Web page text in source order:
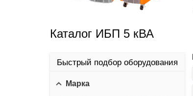
Каталог ИБП 5 кВА
Быстрый подбор оборудования
Марка